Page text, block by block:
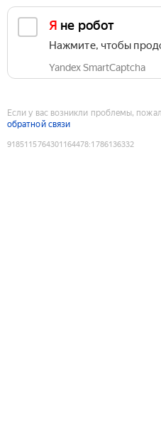
Я не робот
Нажмите, чтобы
Yandex SmartCaptcha
Если у вас возникли проблемы,
обратной связи
9185115764301164478:1786136332